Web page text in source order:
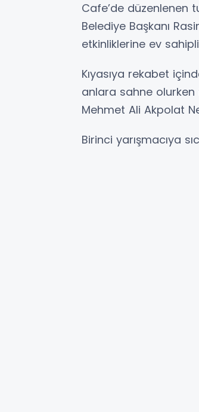
Cafe’de düzenlenen
Belediye Başkanı
etkinliklerine ev
Kıyasıya rekabet
anlara sahne olurken
Mehmet Ali Akpolat
Birinci yarışmacıya